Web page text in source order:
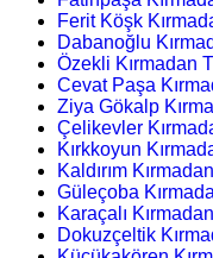
Ferit Köşk
Dabanoğlu
Özekli Kırmadan
Cevat Paşa
Ziya Gökalp
Çelikevler
Kırkkoyun
Kaldırım
Güleçoba
Karaçalı
Dokuzçeltik